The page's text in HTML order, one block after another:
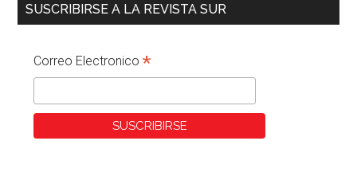
SUSCRIBIRSE A LA REVISTA SUR
Correo Electronico*